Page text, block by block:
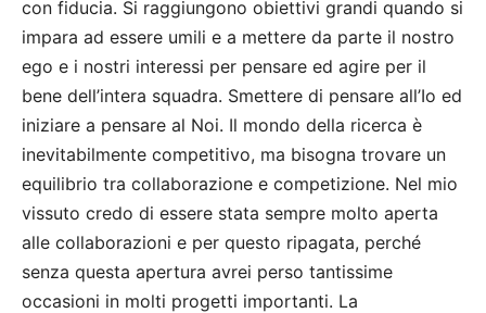
con fiducia. Si raggiungono obiettivi grandi quando si
impara ad essere umili e a mettere da parte il nostro
ego e i nostri interessi per pensare ed agire per il
bene dell’intera squadra. Smettere di pensare all’Io ed
iniziare a pensare al Noi. Il mondo della ricerca è
inevitabilmente competitivo, ma bisogna trovare un
equilibrio tra collaborazione e competizione. Nel mio
vissuto credo di essere stata sempre molto aperta
alle collaborazioni e per questo ripagata, perché
senza questa apertura avrei perso tantissime
occasioni in molti progetti importanti. La